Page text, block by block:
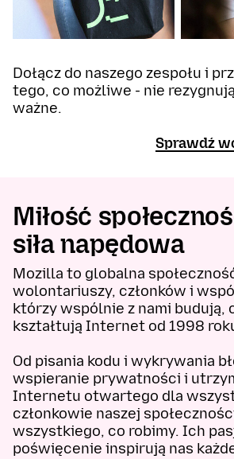
Dołącz do naszego zespołu i
tego, co możliwe - nie
ważne.
Sprawdź
Miłość
siła napędowa
Mozilla to globalna
wolontariuszy, członków i
którzy wspólnie z nami budują,
kształtują Internet od 1998
Od pisania kodu i wykrywania
wspieranie prywatności i
Internetu otwartego dla
członkowie naszej
wszystkiego, co robimy. Ich
poświęcenie inspirują nas